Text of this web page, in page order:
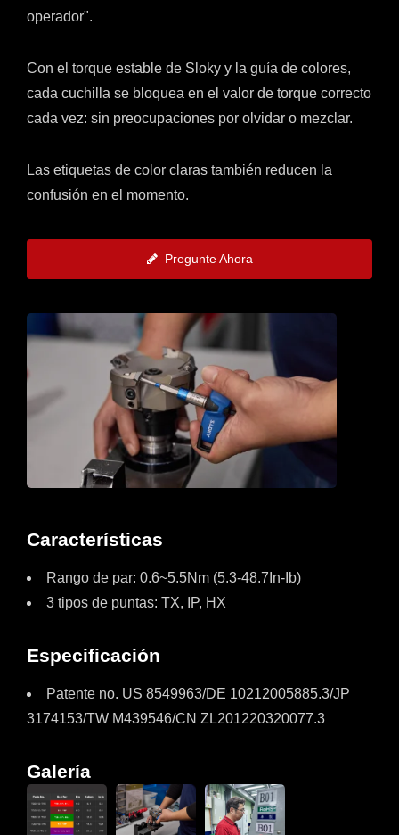
operador".
Con el torque estable de Sloky y la guía de colores,
cada cuchilla se bloquea en el valor de torque correcto
cada vez: sin preocupaciones por olvidar o mezclar.
Las etiquetas de color claras también reducen la
confusión en el momento.
Pregunte Ahora
Características
Rango de par: 0.6~5.5Nm (5.3-48.7In-Ib)
3 tipos de puntas: TX, IP, HX
Especificación
Patente no. US 8549963/DE 10212005885.3/JP
3174153/TW M439546/CN ZL201220320077.3
Galería